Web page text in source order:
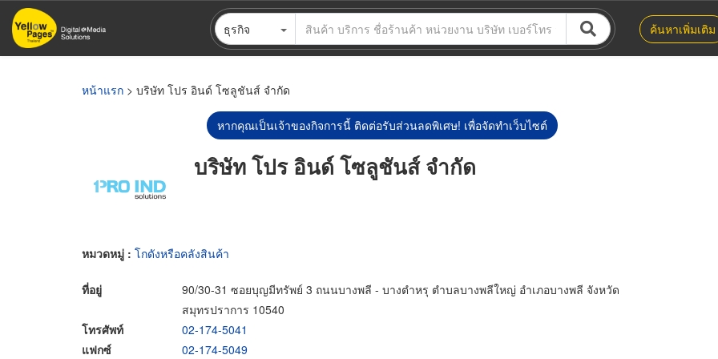
ข้าม
ไป
ธุรกิจ ค้นหาเพิ่มเติม
หน้าแรก > บริษัท โปร อินด์ โซลูชันส์ จำกัด
หากคุณเป็นเจ้าของกิจการนี้ ติดต่อรับส่วนลดพิเศษ! เพื่อจัดทำเว็บไซต์
บริษัท โปร อินด์ โซลูชันส์ จำกัด
หมวดหมู่ : โกดังหรือคลังสินค้า
ที่อยู่
90/30-31 ซอยบุญมีทรัพย์ 3 ถนนบางพลี - บางตำหรุ ตำบลบางพลีใหญ่ อำเภอบางพลี จังหวัด
สมุทรปราการ 10540
โทรศัพท์
02-174-5041
แฟกซ์
02-174-5049